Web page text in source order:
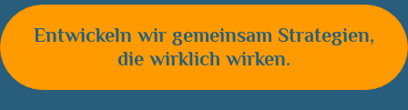
Entwickeln wir gemeinsam Strategien,
die wirklich wirken.